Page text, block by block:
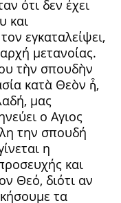
ότι δεν έχει
και
εγκαταλείψει,
μετανοίας.
τὴν σπουδὴν
κατὰ Θεὸν ἦ,
μας
ο Αγιος
την σπουδή
η
και
Θεό, διότι αν
τα